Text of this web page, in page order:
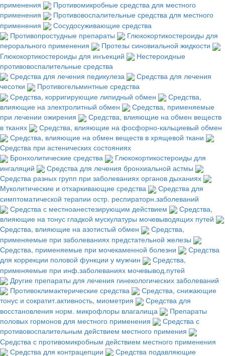
применения
Противомикробные средства для местного
применения
Противовоспалительные средства для местного
применения
Сосудосуживающие средства
Противопростудные препараты
Глюкокортикостероиды для
перорального применения
Протезы синовиальной жидкости
Глюкокортикостероиды для инъекций
Нестероидные
противовоспалительные средства
Средства для лечения педикулеза
Средства для лечения
чесотки
Противогельминтные средства
Средства, корригирующие липидный обмен
Средства,
влияющие на электролитный обмен
Средства, применяемые
при лечении ожирения
Средства, влияющие на обмен веществ
в тканях
Средства, влияющие на фосфорно-кальциевый обмен
Средства, влияющие на обмен веществ в хрящевой ткани
Средства при астенических состояниях
Бронхолитические средства
Глюкокортикостероиды для
ингаляций
Средства для лечения бронхиальной астмы
Средства разных групп при заболеваниях органов дыханиях
Муколитические и отхаркивающие средства
Средства для
симптоматической терапии остр. респираторн.заболеваний
Средства с местноанестезирующим действием
Средства,
влияющие на тонус гладкой мускулатуры мочевыводящих путей
Средства, влияющие на азотистый обмен
Средства,
применяемые при заболеваниях предстательной железы
Средства, применяемые при мочекаменной болезни
Средства
для коррекции половой функции у мужчин
Средства,
применяемые при инф.заболеваниях мочевывод.путей
Другие препараты для лечения гинекологических заболеваний
Противоклимактерические средства
Средства, снижающие
тонус и сократит.активность, миометрия
Средства для
восстановления норм. микрофлоры влагалища
Препараты
половых гормонов для местного применения
Средства с
противовоспалительным действием местного примения
Средства с противомикробным действием местного применения
Средства для контрацепции
Средства подавляющие